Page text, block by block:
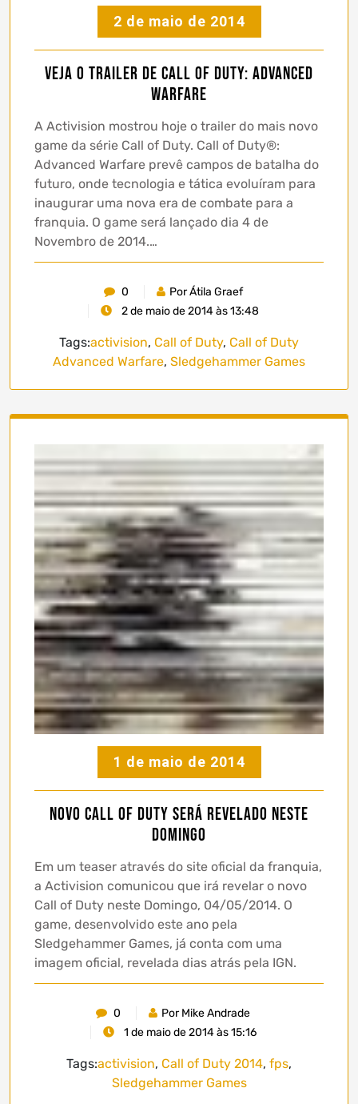
2 de maio de 2014
Veja o trailer de Call of Duty: Advanced
Warfare
A Activision mostrou hoje o trailer do mais novo
game da série Call of Duty. Call of Duty®:
Advanced Warfare prevê campos de batalha do
futuro, onde tecnologia e tática evoluíram para
inaugurar uma nova era de combate para a
franquia. O game será lançado dia 4 de
Novembro de 2014.…
0
Por Átila Graef
2 de maio de 2014 às 13:48
Tags:activision, Call of Duty, Call of Duty
Advanced Warfare, Sledgehammer Games
1 de maio de 2014
Novo Call of Duty será revelado neste
Domingo
Em um teaser através do site oficial da franquia,
a Activision comunicou que irá revelar o novo
Call of Duty neste Domingo, 04/05/2014. O
game, desenvolvido este ano pela
Sledgehammer Games, já conta com uma
imagem oficial, revelada dias atrás pela IGN.
0
Por Mike Andrade
1 de maio de 2014 às 15:16
Tags:activision, Call of Duty 2014, fps,
Sledgehammer Games